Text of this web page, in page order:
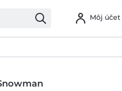
Môj účet